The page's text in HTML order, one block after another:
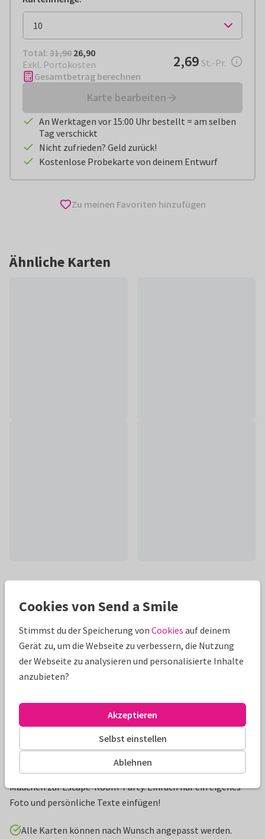
Total: € 26,90
Total: 31,90 26,90
Exkl. Portokosten
€ 2,69pro Stück
2,69 St.-Pr.
Gesamtbetrag berechnen
Karte bearbeiten
An Werktagen vor 15:00 Uhr bestellt = am selben
Tag verschickt
Nicht zufrieden? Geld zurück!
Kostenlose Probekarte von deinem Entwurf
Zu meinen Favoriten hinzufügen
Ähnliche Karten
Produktinformation
Einladungskarte zum Kindergeburtstag für Jungs oder
Mädchen zur Escape-Room-Party. Einfach nur ein eigenes
Foto und persönliche Texte einfügen!
Alle Karten können nach Wunsch angepasst werden.
Cookies von Send a Smile
Stimmst du der Speicherung von Cookies auf deinem
Gerät zu, um die Webseite zu verbessern, die Nutzung
der Webseite zu analysieren und personalisierte Inhalte
anzubieten?
Ablehnen
Selbst einstellen
Akzeptieren